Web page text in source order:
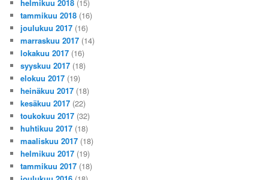
helmikuu 2018 (15)
tammikuu 2018 (16)
joulukuu 2017 (16)
marraskuu 2017 (14)
lokakuu 2017 (16)
syyskuu 2017 (18)
elokuu 2017 (19)
heinäkuu 2017 (18)
kesäkuu 2017 (22)
toukokuu 2017 (32)
huhtikuu 2017 (18)
maaliskuu 2017 (18)
helmikuu 2017 (19)
tammikuu 2017 (18)